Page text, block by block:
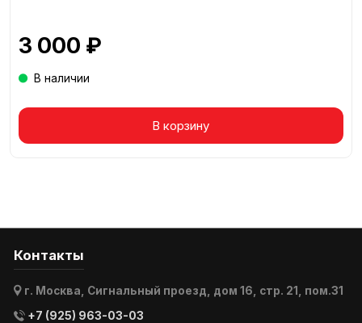
Товар в корзине
3 000 ₽
В наличии
В корзину
Контакты
г. Москва, Сигнальный проезд, дом 16, стр. 21, пом.31
+7 (925) 963-03-03